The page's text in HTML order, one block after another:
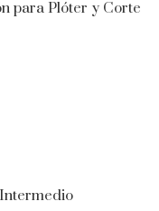
para Plóter y Corte